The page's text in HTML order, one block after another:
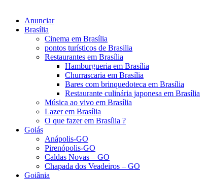
Anunciar
Brasília
Cinema em Brasília
pontos turísticos de Brasilia
Restaurantes em Brasília
Hamburgueria em Brasília
Churrascaria em Brasília
Bares com brinquedoteca em Brasília
Restaurante culinária japonesa em Brasília
Música ao vivo em Brasília
Lazer em Brasília
O que fazer em Brasília ?
Goiás
Anápolis-GO
Pirenópolis-GO
Caldas Novas – GO
Chapada dos Veadeiros – GO
Goiânia